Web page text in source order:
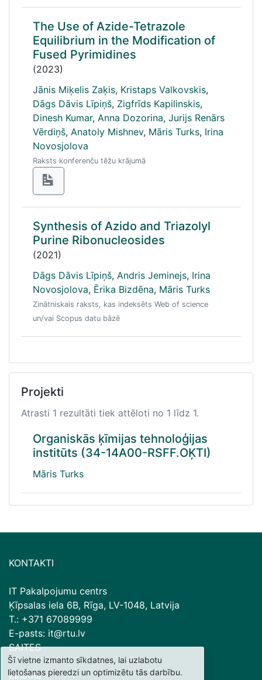
The Use of Azide-Tetrazole
Equilibrium in the Modification of
Fused Pyrimidines
(2023)
Jānis Miķelis Zaķis, Kristaps Valkovskis,
Dāgs Dāvis Līpiņš, Zigfrīds Kapilinskis,
Dinesh Kumar, Anna Dozorina, Jurijs Renārs
Vērdiņš, Anatoly Mishnev, Māris Turks, Irina
Novosjolova
Raksts konferenču tēžu krājumā
Synthesis of Azido and Triazolyl
Purine Ribonucleosides
(2021)
Dāgs Dāvis Līpiņš, Andris Jeminejs, Irina
Novosjolova, Ērika Bizdēna, Māris Turks
Zinātniskais raksts, kas indeksēts Web of science
un/vai Scopus datu bāzē
Projekti
Atrasti 1 rezultāti tiek attēloti no 1 līdz 1.
Organiskās ķīmijas tehnoloģijas
institūts (34-14A00-RSFF.OĶTI)
Māris Turks
KONTAKTI
IT Pakalpojumu centrs
Ķīpsalas iela 6B, Rīga, LV-1048, Latvija
T.: +371 67089999
E-pasts: it@rtu.lv
SAITES
Zinātne
Šī vietne izmanto sīkdatnes, lai uzlabotu
lietošanas pieredzi un optimizētu tās darbību.